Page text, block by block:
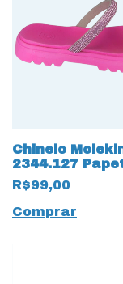
Chinelo
2344.127
Strass 17543
R$99,00
Comprar